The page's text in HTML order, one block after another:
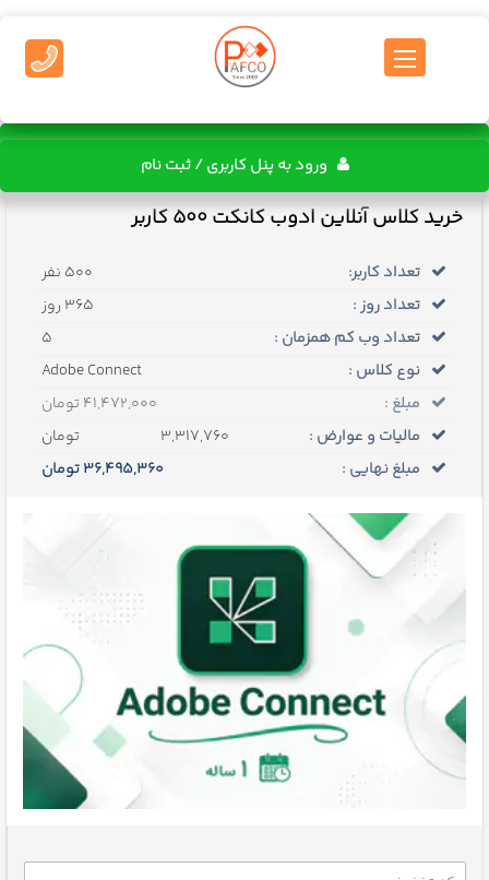
ورود به پنل کاربری / ثبت نام
خرید کلاس آنلاین ادوب کانکت 500 کاربر
تعداد کاربر:
500 نفر
تعداد روز :
تعداد وب کم همزمان :
5
نوع کلاس :
Adobe Connect
مبلغ :
41,472,000 تومان
مالیات و عوارض :
3,317,760
تومان
مبلغ نهایی :
36,495,360تومان